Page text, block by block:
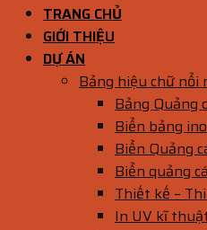
TRANG CHỦ
GIỚI THIỆU
DỰ ÁN
Bảng hiệu chữ nổi
Bảng Quảng
Biển bảng
Biển Quảng
Biển quảng
Thiết kế –
In UV kĩ